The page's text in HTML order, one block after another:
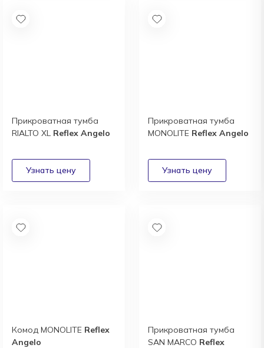
Прикроватная тумба
RIALTO XL Reflex Angelo
Прикроватная тумба
MONOLITE Reflex Angelo
Комод MONOLITE Reflex
Angelo
Прикроватная тумба
SAN MARCO Reflex